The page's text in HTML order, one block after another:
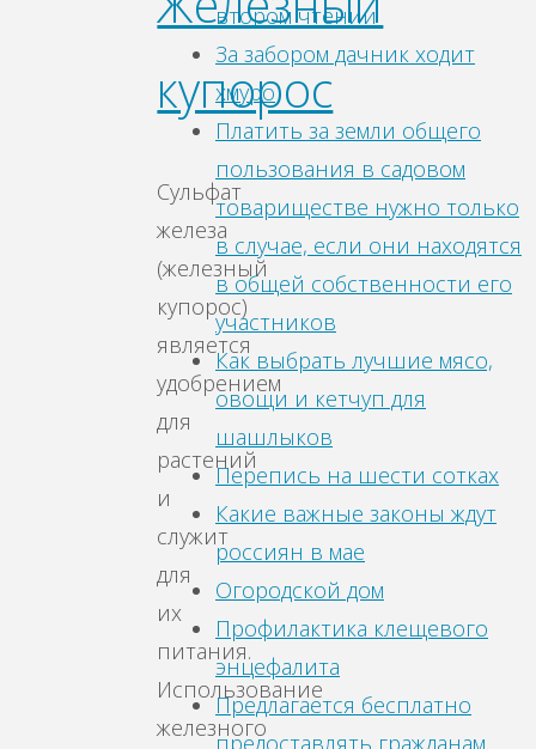
купорос
Сульфат
железа
(железный
купорос)
является
удобрением
для
растений
и
служит
для
их
питания.
Использование
железного
втором чтении
За забором дачник ходит
хмуро
Платить за земли общего
пользования в садовом
товариществе нужно только
в случае, если они находятся
в общей собственности его
участников
Как выбрать лучшие мясо,
овощи и кетчуп для
шашлыков
Перепись на шести сотках
Какие важные законы ждут
россиян в мае
Огородской дом
Профилактика клещевого
энцефалита
Предлагается бесплатно
предоставлять гражданам